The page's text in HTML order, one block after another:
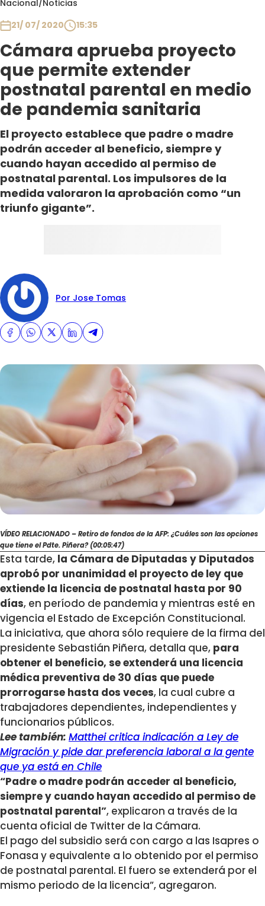
Nacional/Noticias
21/ 07/ 2020
15:35
Cámara aprueba proyecto
que permite extender
postnatal parental en medio
de pandemia sanitaria
El proyecto establece que padre o madre
podrán acceder al beneficio, siempre y
cuando hayan accedido al permiso de
postnatal parental. Los impulsores de la
medida valoraron la aprobación como “un
triunfo gigante”.
Por Jose Tomas
VÍDEO RELACIONADO – Retiro de fondos de la AFP: ¿Cuáles son las opciones
que tiene el Pdte. Piñera? (00:05:47)
Esta tarde, la Cámara de Diputadas y Diputados
aprobó por unanimidad el proyecto de ley que
extiende la licencia de postnatal hasta por 90
días, en período de pandemia y mientras esté en
vigencia el Estado de Excepción Constitucional.
La iniciativa, que ahora sólo requiere de la firma del
presidente Sebastián Piñera, detalla que, para
obtener el beneficio, se extenderá una licencia
médica preventiva de 30 días que puede
prorrogarse hasta dos veces, la cual cubre a
trabajadores dependientes, independientes y
funcionarios públicos.
Lee también: Matthei critica indicación a Ley de
Migración y pide dar preferencia laboral a la gente
que ya está en Chile
“Padre o madre podrán acceder al beneficio,
siempre y cuando hayan accedido al permiso de
postnatal parental”, explicaron a través de la
cuenta oficial de Twitter de la Cámara.
El pago del subsidio será con cargo a las Isapres o
Fonasa y equivalente a lo obtenido por el permiso
de postnatal parental. El fuero se extenderá por el
mismo periodo de la licencia”, agregaron.
Club De La Comedia
Contigo en Directo
El Tiempo
Sabingo
Todos Los Programas